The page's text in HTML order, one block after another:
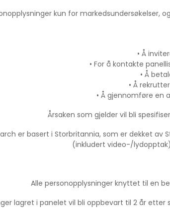
kun for markedsundersøkelser,
• Å
• For å kontakte
• Å
• Å
• Å gjennomføre en
Årsaken som gjelder vil bli
er basert i Storbritannia, som er dekket av
(inkludert video-/
Alle personopplysninger knyttet til en
lagret i panelet vil bli oppbevart til 2 år